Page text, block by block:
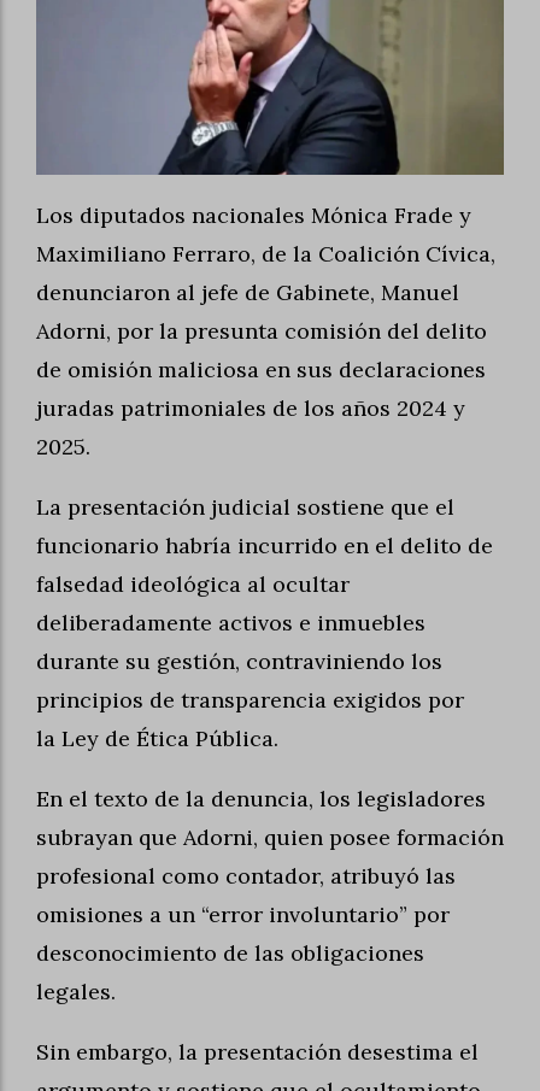
Los diputados nacionales Mónica Frade y
Maximiliano Ferraro, de la Coalición Cívica,
denunciaron al jefe de Gabinete, Manuel
Adorni, por la presunta comisión del delito
de omisión maliciosa en sus declaraciones
juradas patrimoniales de los años 2024 y
2025.
La presentación judicial sostiene que el
funcionario habría incurrido en el delito de
falsedad ideológica al ocultar
deliberadamente activos e inmuebles
durante su gestión, contraviniendo los
principios de transparencia exigidos por
la Ley de Ética Pública.
En el texto de la denuncia, los legisladores
subrayan que Adorni, quien posee formación
profesional como contador, atribuyó las
omisiones a un “error involuntario” por
desconocimiento de las obligaciones
legales.
Sin embargo, la presentación desestima el